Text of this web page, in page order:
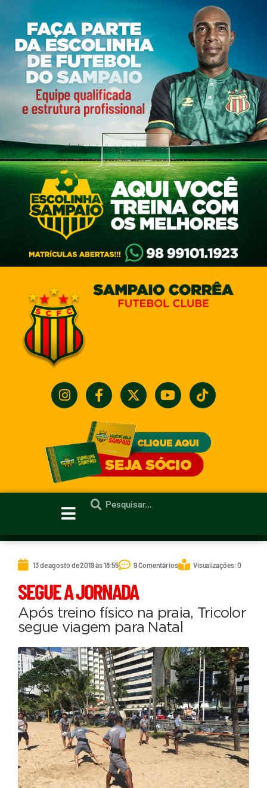
13 de agosto de 2019 às 18:55 9 Comentários Visualizações: 0
SEGUE A JORNADA
Após treino físico na praia, Tricolor
segue viagem para Natal